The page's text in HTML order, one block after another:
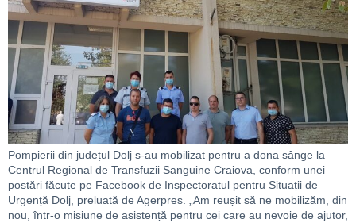
Pompierii din județul Dolj s-au mobilizat pentru a dona sânge la
Centrul Regional de Transfuzii Sanguine Craiova, conform unei
postări făcute pe Facebook de Inspectoratul pentru Situații de
Urgență Dolj, preluată de Agerpres. „Am reușit să ne mobilizăm, din
nou, într-o misiune de asistență pentru cei care au nevoie de ajutor,